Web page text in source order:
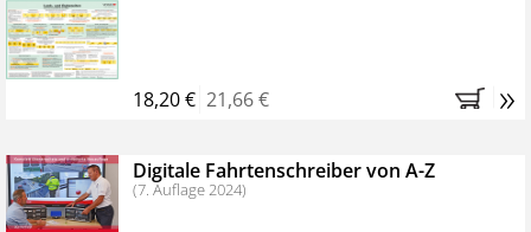
Bestellen Sie jetzt das VerkehrsRundschau Profipaket im
Kennenlern-Abo für zwei Monate (inkl. der derzeitig
Monaten brauchen Sie nichts weiter tun, das
Abonnement endet automatisch, es entstehen keine
weiteren Verpflichtungen.
18,20 € 21,66 € »
Digitale Fahrtenschreiber von A-Z
(7. Auflage 2024)